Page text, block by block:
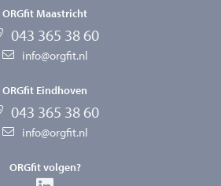
ORGfit Maastricht
043 365 38 60
info@orgfit.nl
ORGfit Eindhoven
043 365 38 60
info@orgfit.nl
ORGfit volgen?